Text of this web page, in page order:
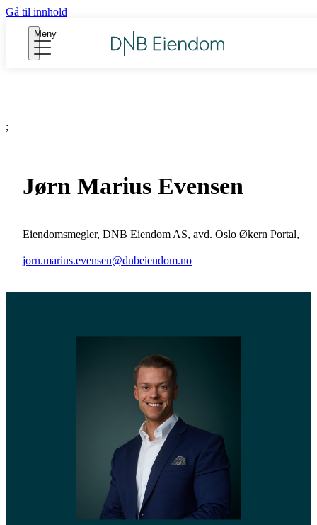
Gå til innhold
Meny
;
Jørn Marius Evensen
Eiendomsmegler, DNB Eiendom AS, avd. Oslo Økern Portal,
jorn.marius.evensen@dnbeiendom.no